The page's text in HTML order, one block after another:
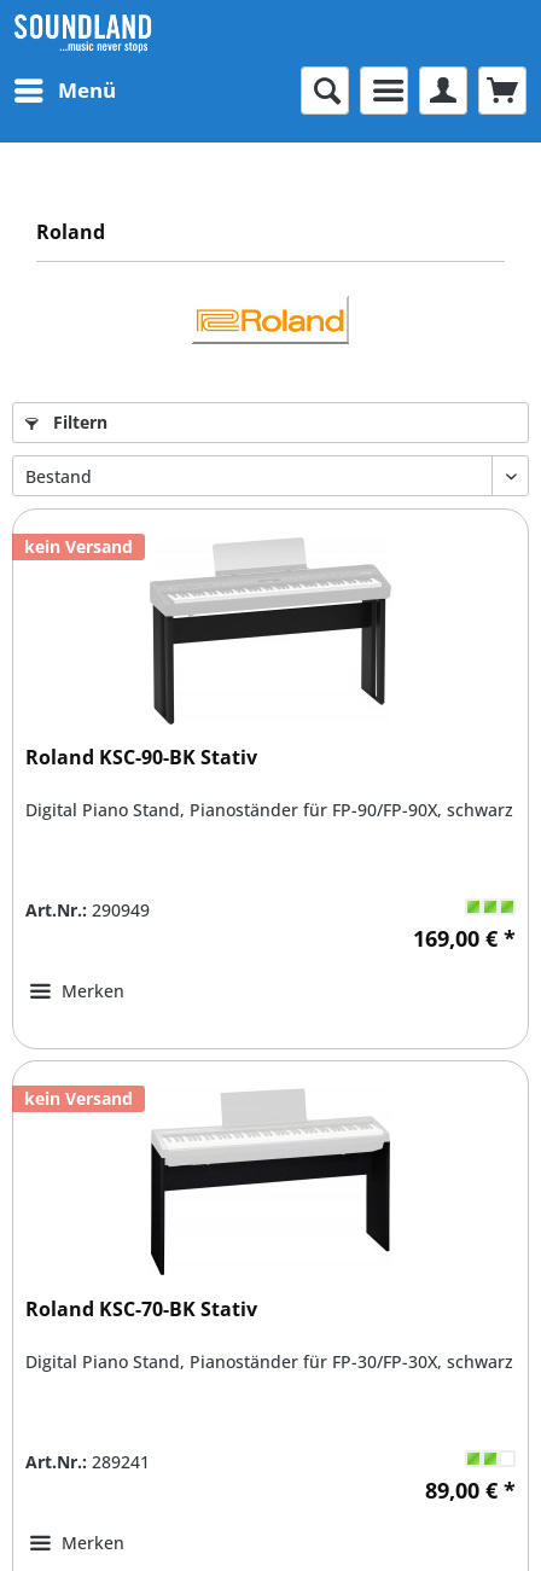
Menü
Roland
Filtern
kein Versand
Roland KSC-90-BK Stativ
Digital Piano Stand, Pianoständer für FP-90/FP-90X, schwarz
Art.Nr.: 290949
169,00 € *
Merken
kein Versand
Roland KSC-70-BK Stativ
Digital Piano Stand, Pianoständer für FP-30/FP-30X, schwarz
Art.Nr.: 289241
89,00 € *
Merken